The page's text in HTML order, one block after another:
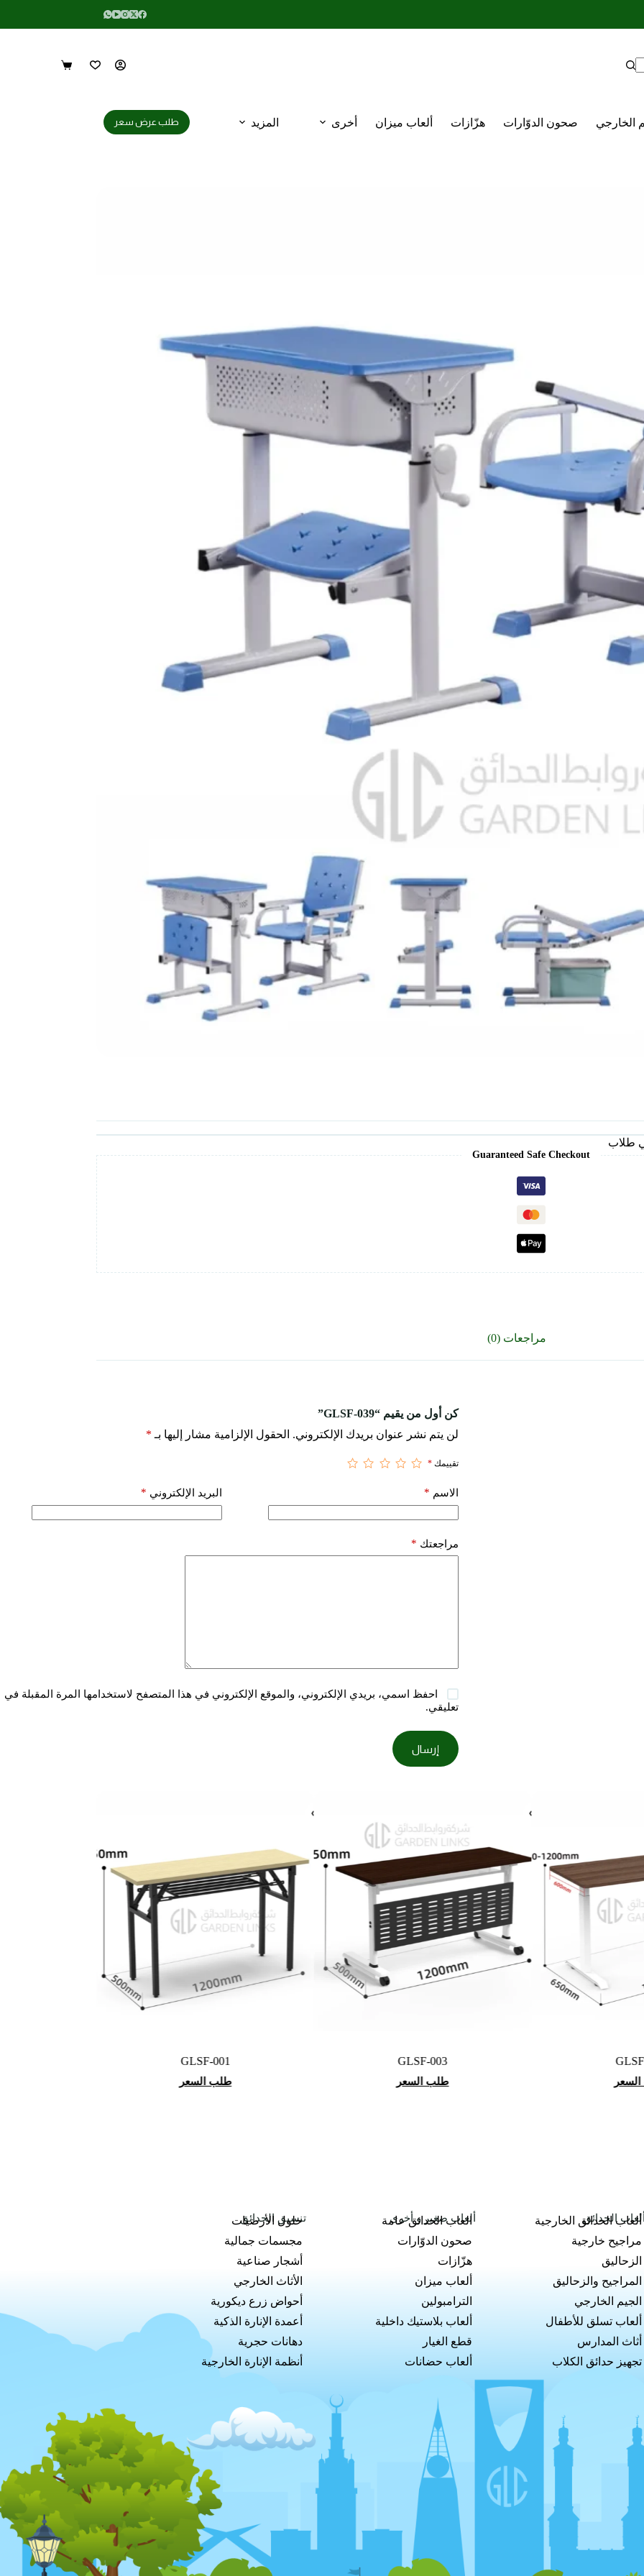
الخارجي صحون الدوّارات هزّازات ألعاب ميزان أخرى المزيد طلب عرض سعر
طلاب
Guaranteed Safe Checkout
مراجعات (0)
كن أول من يقيم “GLSF-039”
لن يتم نشر عنوان بريدك الإلكتروني. الحقول الإلزامية مشار إليها بـ *
تقييمك *
الاسم * البريد الإلكتروني *
مراجعتك *
احفظ اسمي، بريدي الإلكتروني، والموقع الإلكتروني في هذا المتصفح لاستخدامها المرة المقبلة في
تعليقي.
إرسال
ألعاب الحدائق
ألعاب الحدائق الخارجية
مراجيح خارجية
الزحاليق
المراجيح والزحاليق
الجيم الخارجي
ألعاب تسلق للأطفال
أثاث المدارس
تجهيز حدائق الكلاب
ألعاب صغير و أخرى
العاب الحدائق عامة
صحون الدوّارات
هزّازات
ألعاب ميزان
الترامبولين
ألعاب بلاستيك داخلية
قطع الغيار
ألعاب حضانات
تنسيق الحدائق
حلول الأرضيات
مجسمات جمالية
أشجار صناعية
الأثاث الخارجي
أحواض زرع ديكورية
أعمدة الإنارة الذكية
دهانات حجرية
أنظمة الإنارة الخارجية